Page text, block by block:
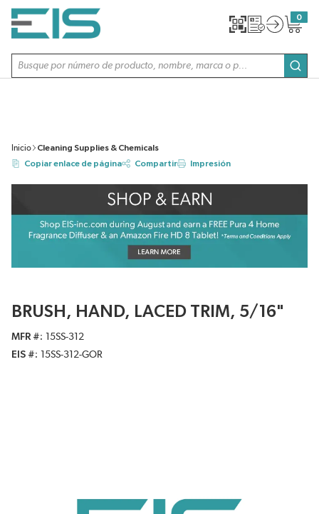
SALTAR AL CONTENIDO PRINCIPAL
Búsqueda de sitio
0
{0}
Inicio
Cleaning Supplies & Chemicals
Copiar enlace de página
Compartir Impresión
BRUSH, HAND, LACED TRIM, 5/16"
MFR #
15SS-312
EIS #
15SS-312-GOR